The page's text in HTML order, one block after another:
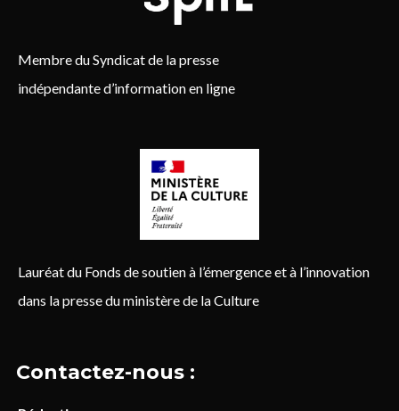
Membre du Syndicat de la presse
indépendante d’information en ligne
Lauréat du Fonds de soutien à l’émergence et à l’innovation
dans la presse du ministère de la Culture
Contactez-nous :